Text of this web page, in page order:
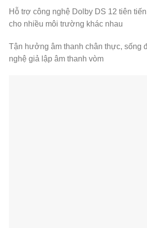
Hỗ trợ công nghệ Dolby DS 12 tiên
cho nhiều môi trường khác nhau
Tận hưởng âm thanh chân thực, sống
nghệ giả lập âm thanh vòm